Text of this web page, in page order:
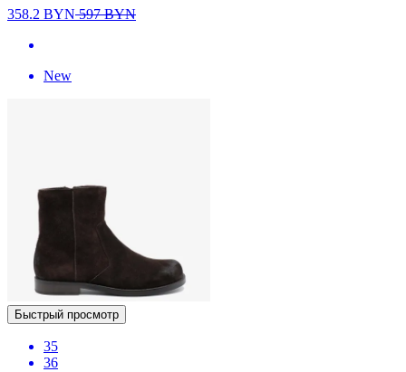
358.2 BYN597BYN
New
Быстрый просмотр
35
36